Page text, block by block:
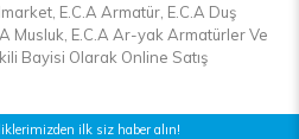
E.C.A Armatür, E.C.A Duş
Musluk, E.C.A Ar-yak Armatürler Ve
Bayisi Olarak Online Satış
ilk siz haber alın!